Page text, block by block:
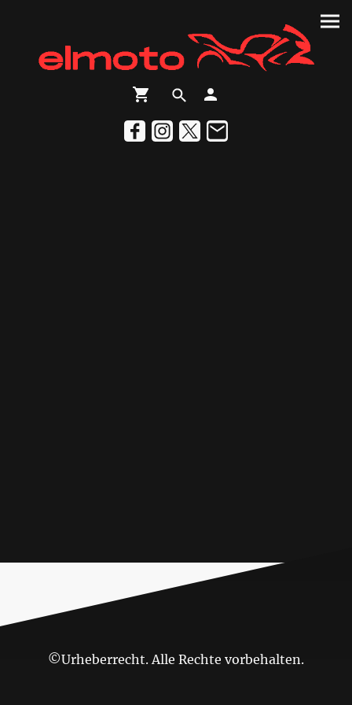
©Urheberrecht. Alle Rechte vorbehalten.